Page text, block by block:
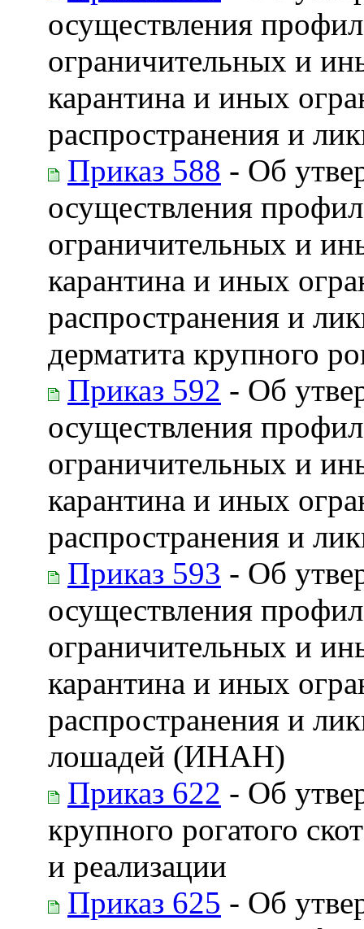
осуществления
ограничительных и
карантина и иных
распространения и
Приказ 588 - Об
осуществления
ограничительных и
карантина и иных
распространения и
дерматита крупного
Приказ 592 - Об
осуществления
ограничительных и
карантина и иных
распространения и
Приказ 593 - Об
осуществления
ограничительных и
карантина и иных
распространения и
лошадей (ИНАН)
Приказ 622 - Об
крупного рогатого
и реализации
Приказ 625 - Об